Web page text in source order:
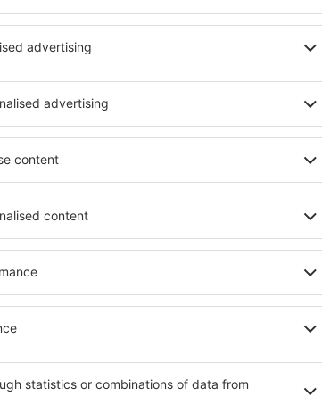
(Gdańsk, Gdynia, Sopot) de trem podem usar os
você pode pegar o ônibus rápido B, e o ônibus
de microônibus que ligam o aeroporto com